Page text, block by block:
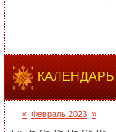
КАЛЕНДАРЬ
« Февраль 2023 »